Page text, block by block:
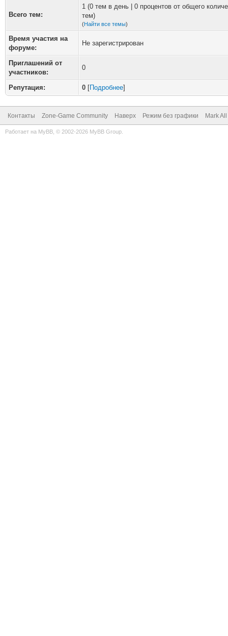
Всего тем:
1 (0 тем в день | 0 процентов от общего
тем)
(Найти все темы)
Время участия на
форуме:
Не зарегистрирован
Приглашений от
участников:
0
Репутация: 0 [Подробнее]
Контакты Zone-Game Community Наверх Режим без графики Mark
Работает на MyBB , © 2002-2026 MyBB Group